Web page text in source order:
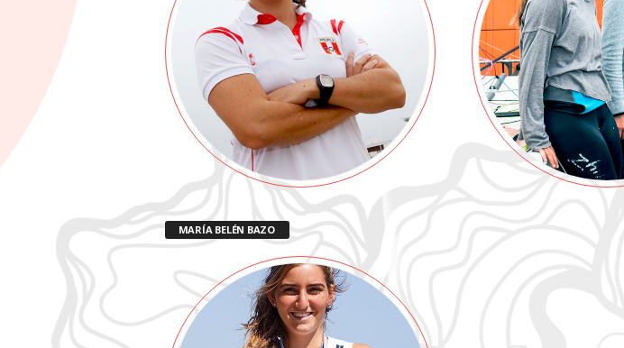
MARÍA BELÉN BAZO